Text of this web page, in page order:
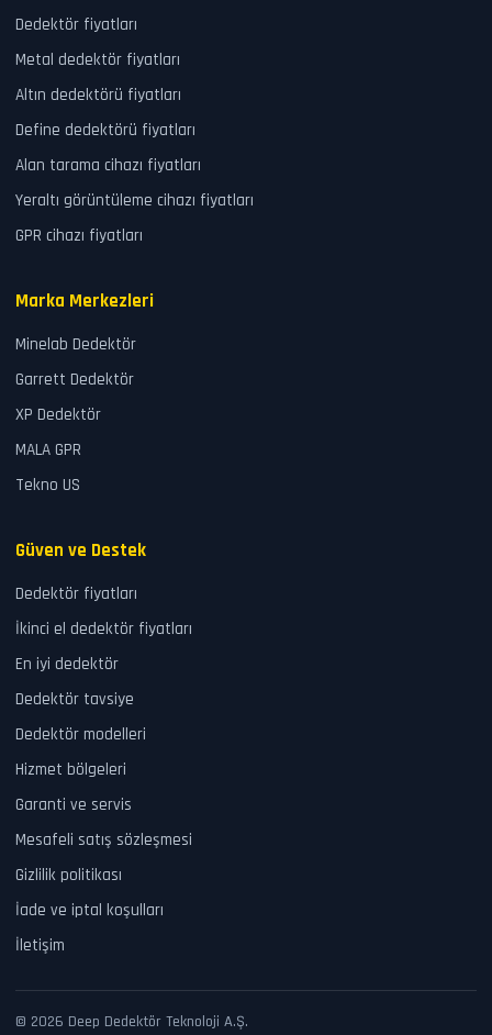
Dedektör fiyatları
Metal dedektör fiyatları
Altın dedektörü fiyatları
Define dedektörü fiyatları
Alan tarama cihazı fiyatları
Yeraltı görüntüleme cihazı fiyatları
GPR cihazı fiyatları
Marka Merkezleri
Minelab Dedektör
Garrett Dedektör
XP Dedektör
MALA GPR
Tekno US
Güven ve Destek
Dedektör fiyatları
İkinci el dedektör fiyatları
En iyi dedektör
Dedektör tavsiye
Dedektör modelleri
Hizmet bölgeleri
Garanti ve servis
Mesafeli satış sözleşmesi
Gizlilik politikası
İade ve iptal koşulları
İletişim
© 2026 Deep Dedektör Teknoloji A.Ş.